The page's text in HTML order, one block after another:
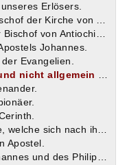
Erlösers.
21. Kap. Cerdo, dritter Bischof der Kirche von Alexandrien.
22. Kap. Ignatius, zweiter Bischof von Antiochien.
Johannes.
Evangelien.
25. Kap. Die allgemein und nicht allgemein anerkannten Schriften der Bibel.
29. Kap. Nikolaus und die, welche sich nach ihm benannten.
Apostel.
31. Kap. Der Tod des Johannes und des Philippus.